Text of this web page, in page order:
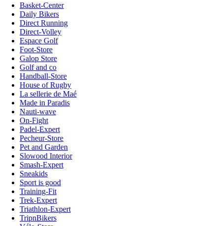
Basket-Center
Daily Bikers
Direct Running
Direct-Volley
Espace Golf
Foot-Store
Galop Store
Golf and co
Handball-Store
House of Rugby
La sellerie de Maé
Made in Paradis
Nauti-wave
On-Fight
Padel-Expert
Pecheur-Store
Pet and Garden
Slowood Interior
Smash-Expert
Sneakids
Sport is good
Training-Fit
Trek-Expert
Triathlon-Expert
TripnBikers